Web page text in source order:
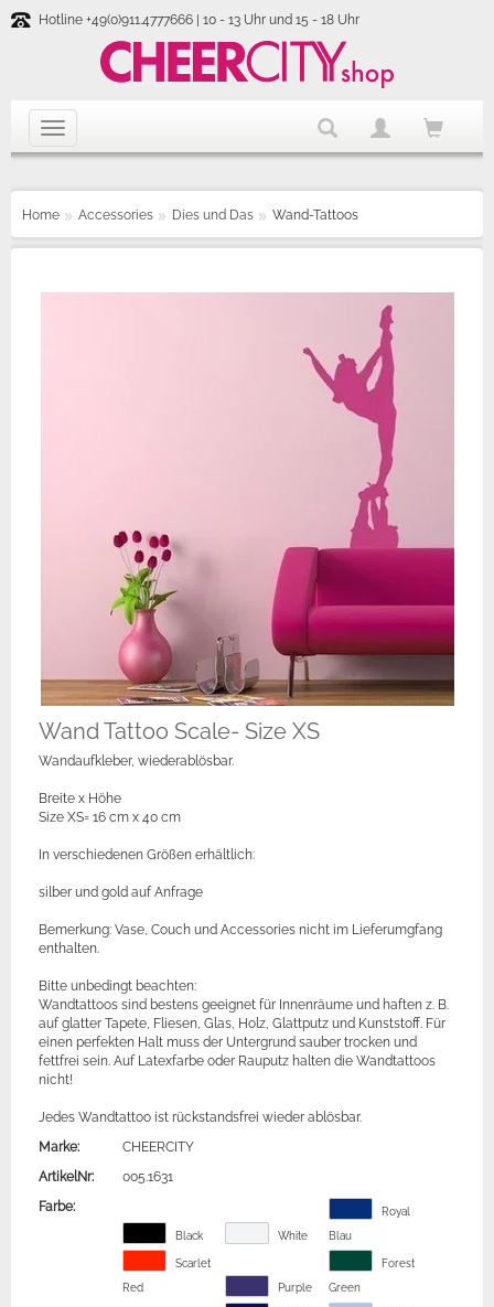
Hotline +49(0)911.4777666 | 10 - 13 Uhr und 15 - 18 Uhr
Home Accessories Dies und Das Wand-Tattoos
Wand Tattoo Scale- Size XS
Wandaufkleber, wiederablösbar.
Breite x Höhe
Size XS= 16 cm x 40 cm
In verschiedenen Größen erhältlich:
silber und gold auf Anfrage
Bemerkung: Vase, Couch und Accessories nicht im Lieferumgfang
enthalten.
Bitte unbedingt beachten:
Wandtattoos sind bestens geeignet für Innenräume und haften z. B.
auf glatter Tapete, Fliesen, Glas, Holz, Glattputz und Kunststoff. Für
einen perfekten Halt muss der Untergrund sauber trocken und
fettfrei sein. Auf Latexfarbe oder Rauputz halten die Wandtattoos
nicht!
Jedes Wandtattoo ist rückstandsfrei wieder ablösbar.
Marke:
CHEERCITY
ArtikelNr:
005.1631
Farbe:
Black White
Royal
Blau
Scarlet
Red Purple
Forest
Green